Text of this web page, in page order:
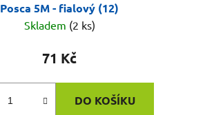
Posca 5M - fialový (12)
Skladem (2 ks)
71 Kč
DO KOŠÍKU